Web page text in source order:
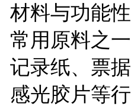
材料与功能
常用原料之
记录纸、票
感光胶片等